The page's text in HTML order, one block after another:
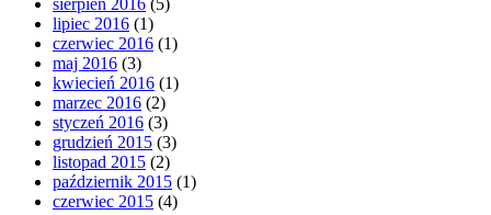
sierpień 2016 (5)
lipiec 2016 (1)
czerwiec 2016 (1)
maj 2016 (3)
kwiecień 2016 (1)
marzec 2016 (2)
styczeń 2016 (3)
grudzień 2015 (3)
listopad 2015 (2)
październik 2015 (1)
czerwiec 2015 (4)